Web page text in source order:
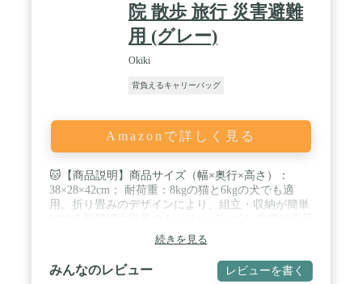
院 散歩 旅行 災害避難
用 (グレー)
Okiki
背負えるキャリーバッグ
Amazonで詳しく見る
🐱【商品説明】商品サイズ（幅×奥行×高さ）：
38×28×42cm； 耐荷重：8kgの猫と6kgの犬でも適
用。折り畳みのデザインにより、組立・収納が簡単
質のポリエステル素材を使用し、汚れにくく、掃除
しやすいです。おすすめペット：猫（小型・２匹可
能）・小型犬・うさぎ・小動物など。 / 🐶【第2世
代宇宙船型＆通気性抜群の左右2面メッシュ窓・表
続きを見る
みんなのレビュー レビューを書く